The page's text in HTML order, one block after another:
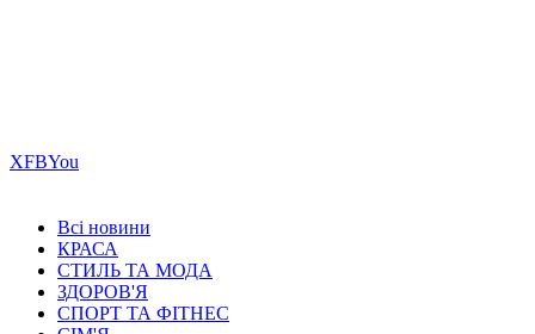
ХFBYou
Всі новини
КРАСА
СТИЛЬ ТА МОДА
ЗДОРОВ'Я
СПОРТ ТА ФІТНЕС